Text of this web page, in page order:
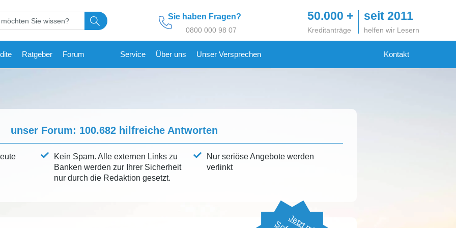
Sie haben Fragen?
0800 000 98 07
50.000 +
Kreditanträge
seit 2011
helfen wir Lesern
Ratgeber Forum Service Über uns Unser Versprechen Kontakt
unser Forum: 100.682hilfreiche Antworten
Kein Spam. Alle externen Links zu
Banken werden zur Ihrer Sicherheit
nur durch die Redaktion gesetzt.
Nur seriöse Angebote werden
verlinkt